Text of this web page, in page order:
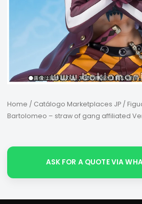
Home / Catálogo Marketplaces JP/
Bartolomeo – straw of gang affiliated
ASK FOR A QUOTE VIA